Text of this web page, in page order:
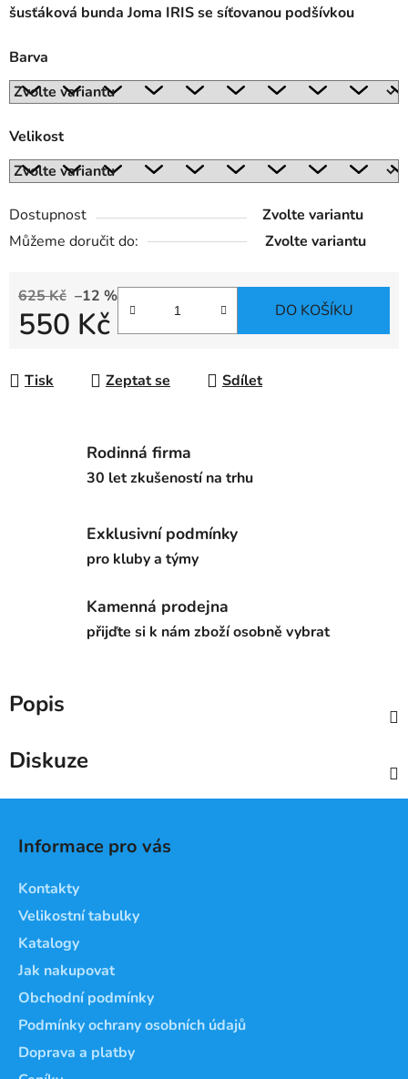
šusťáková bunda Joma IRIS se síťovanou podšívkou
Barva
Velikost
Dostupnost
Zvolte variantu
Můžeme doručit do:
Zvolte variantu
625 Kč –12 %
550 Kč DO KOŠÍKU
Tisk Zeptat se Sdílet
Rodinná firma
30 let zkušeností na trhu
Exklusivní podmínky
pro kluby a týmy
Kamenná prodejna
přijďte si k nám zboží osobně vybrat
Popis
Diskuze
Informace pro vás
Kontakty
Velikostní tabulky
Katalogy
Jak nakupovat
Obchodní podmínky
Podmínky ochrany osobních údajů
Doprava a platby